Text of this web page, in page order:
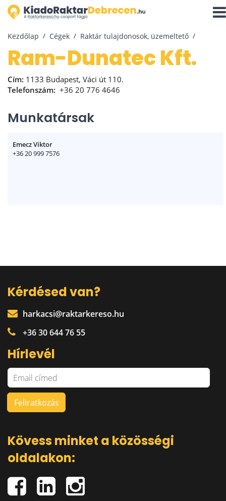
Kezdőlap Cégek Raktár tulajdonosok, üzemeltető
Ram-Dunatec Kft.
Cím: 1133 Budapest, Váci út 110.
Telefonszám: +36 20 776 4646
Munkatársak
Emecz Viktor
+36 20 999 7576
Kérdésed van?
harkacsi@raktarkereso.hu
+36 30 644 76 55
Hírlevél
Kövess minket a közösségi
oldalakon: